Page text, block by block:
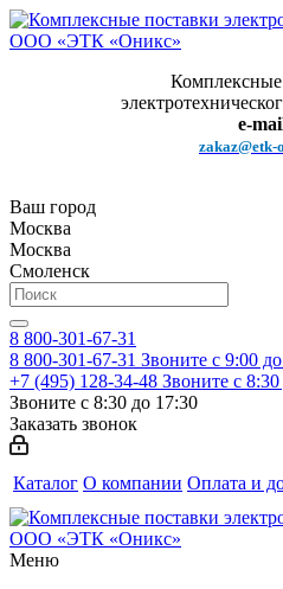
Комплексные
e-
zakaz@etk-
Ваш город
Москва
Москва
Смоленск
8 800-301-67-31
8 800-301-67-31 Звоните с 9:00
+7 (495) 128-34-48 Звоните с
Звоните с 8:30 до 17:30
Заказать звонок
Каталог О компании Оплата и
Меню